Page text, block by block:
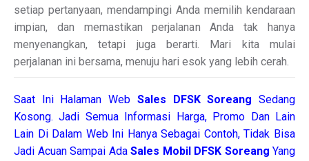
setiap pertanyaan, mendampingi Anda memilih kendaraan
impian, dan memastikan perjalanan Anda tak hanya
menyenangkan, tetapi juga berarti. Mari kita mulai
perjalanan ini bersama, menuju hari esok yang lebih cerah.
Saat Ini Halaman Web Sales DFSK SoreangSedang
Kosong. Jadi Semua Informasi Harga, Promo Dan Lain
Lain Di Dalam Web Ini Hanya Sebagai Contoh, Tidak Bisa
Jadi Acuan Sampai Ada Sales Mobil DFSK Soreang Yang